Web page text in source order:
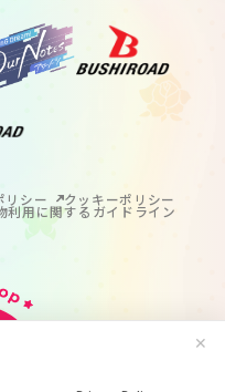
✕
リシー クッキーポリシー
用に関するガイドライン
すべてのコンテンツの